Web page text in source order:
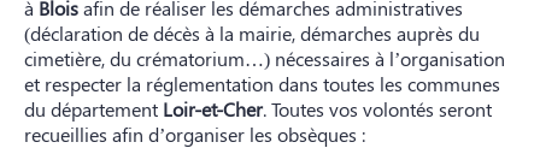
à Bloisafin de réaliser les démarches administratives
(déclaration de décès à la mairie, démarches auprès du
cimetière, du crématorium…) nécessaires à l’organisation
et respecter la réglementation dans toutes les communes
du département Loir-et-Cher. Toutes vos volontés seront
recueillies afin d’organiser les obsèques :